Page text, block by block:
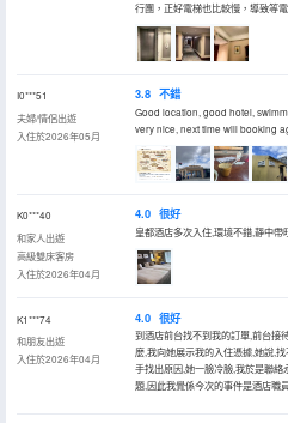
行團，正好電梯也比較慢，導致等
I0***51
夫婦/情侶出遊
入住於2026年05月
3.8 不錯
Good location, good hotel,
very nice, next time will booking
K0***40
和家人出遊
高級雙床客房
入住於2026年04月
4.0 很好
皇都酒店多次入住,環境不錯,靜中帶
K1***74
和朋友出遊
入住於2026年04月
4.0 很好
到酒店前台找不到我的訂單,前台接
麼,我向她展示我的入住憑據,她說,
手找出原因,她一臉冷臉,我於是聯
題,因此我覺係今次的事件是酒店職